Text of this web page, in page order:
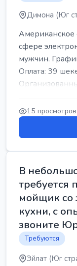
Димона (Юг
Американское
сфере
мужчин.
Оплата: 39
15 просмотров
В
требуется
мойщик со
кухни, с
звоните
Требуются
Эйлат (Юг